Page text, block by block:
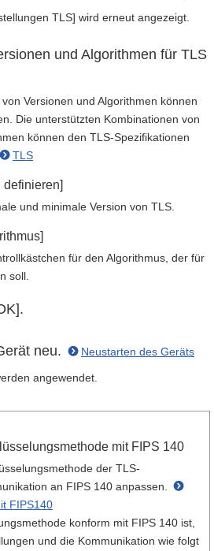
TLS] wird erneut angezeigt.
und Algorithmen für TLS
Versionen und Algorithmen können
Die unterstützten Kombinationen von
können den TLS-Spezifikationen
TLS
definieren]
und minimale Version von TLS.
für den Algorithmus, der für
soll.
neu. Neustarten des Geräts
angewendet.
mit FIPS 140
der TLS-
an FIPS 140 anpassen.
FIPS140
konform mit FIPS 140 ist,
und die Kommunikation wie folgt